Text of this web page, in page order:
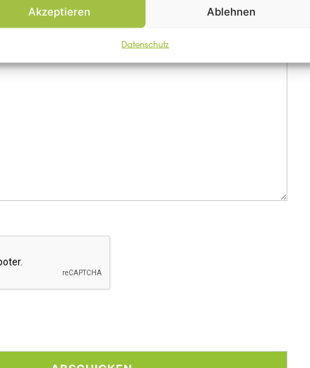
Akzeptieren Ablehnen
Datenschutz